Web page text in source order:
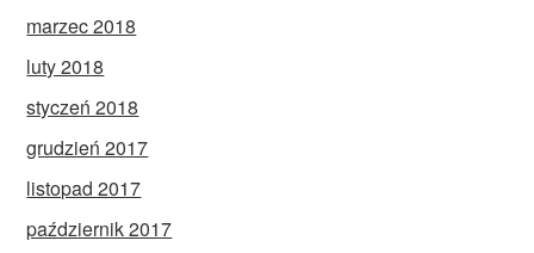
marzec 2018
luty 2018
styczeń 2018
grudzień 2017
listopad 2017
październik 2017